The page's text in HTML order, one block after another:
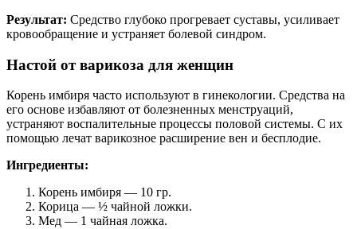
Результат: Средство глубоко прогревает суставы, усиливает
кровообращение и устраняет болевой синдром.
Настой от варикоза для женщин
Корень имбиря часто используют в гинекологии. Средства на
его основе избавляют от болезненных менструаций,
устраняют воспалительные процессы половой системы. С их
помощью лечат варикозное расширение вен и бесплодие.
Ингредиенты:
Корень имбиря — 10 гр.
Корица — ½ чайной ложки.
Мед — 1 чайная ложка.